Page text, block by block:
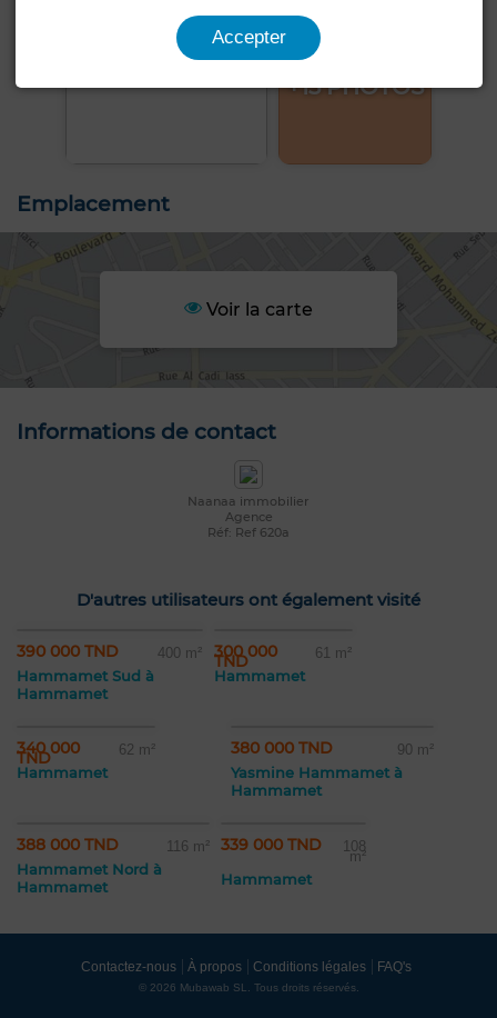
+13 PHOTOS
Emplacement
Voir la carte
Informations de contact
Naanaa immobilier
Agence
Réf: Ref 620a
D'autres utilisateurs ont également visité
390 000 TND 400 m²
Hammamet Sud à
Hammamet
300 000
TND 61 m²
Hammamet
340 000
TND 62 m²
Hammamet
380 000 TND 90 m²
Yasmine Hammamet à
Hammamet
388 000 TND 116 m²
Hammamet Nord à
Hammamet
339 000 TND 108
m²
Hammamet
Contactez-nous À propos Conditions légales FAQ's
© 2026 Mubawab SL. Tous droits réservés.
Accepter